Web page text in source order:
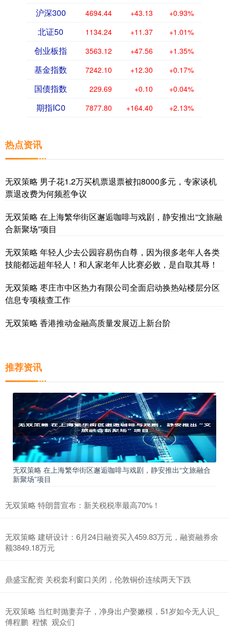
沪深300 4694.44 +43.13 +0.93%
北证50 1134.24 +11.37 +1.01%
创业板指 3563.12 +47.56 +1.35%
基金指数 7242.10 +12.30 +0.17%
国债指数 229.69 +0.10 +0.04%
期指IC0 7877.80 +164.40 +2.13%
热点资讯
无双策略 男子花1.2万买机票退票被扣8000多元，专家谈机
票退改费为何频惹争议
无双策略 在上海繁华街区邂逅咖啡与戏剧，静安推出“文旅融
合新聚场”项目
无双策略 年轻人少去公园容易伤自尊，因为很多老年人各类
技能都远超年轻人！和人家老年人比赛必败，是自取其辱！
无双策略 枣庄市中区热力有限公司全面启动换热站楼层分区
信息专项核查工作
无双策略 香港推动金融高质量发展迈上新台阶
推荐资讯
无双策略 在上海繁华街区邂逅咖啡与戏剧，静安推出“文旅融合
新聚场”项目
无双策略 特朗普宣布：新关税税率最高70%！
无双策略 建研设计：6月24日融资买入459.83万元，融资融券余
额3849.18万元
鼎盛宝配资 关税套利窗口关闭，伦敦铜价连续两天下跌
无双策略 当红时抛妻弃子，净身出户娶嫩模，51岁如今无人识_
傅程鹏_程愫_观众们